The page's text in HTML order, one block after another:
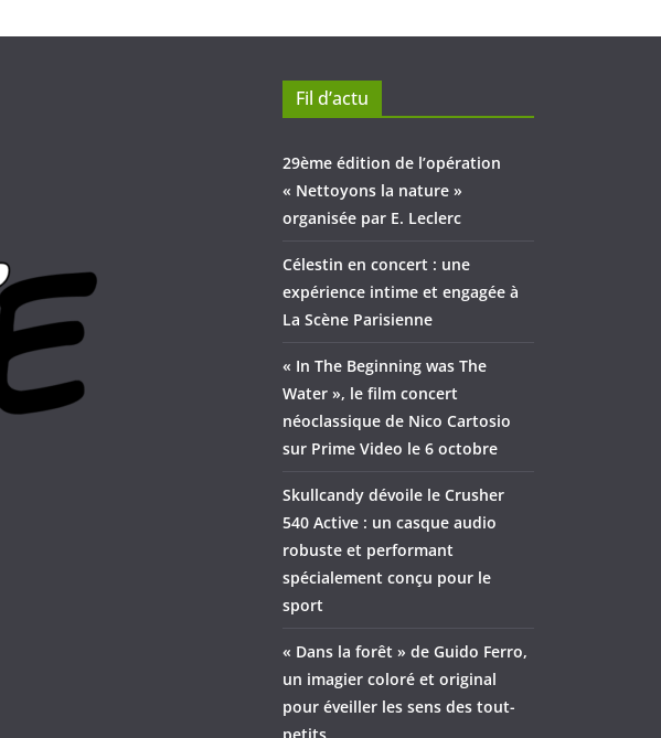
Fil d’actu
29ème édition de l’opération
« Nettoyons la nature »
organisée par E. Leclerc
Célestin en concert : une
expérience intime et engagée à
La Scène Parisienne
« In The Beginning was The
Water », le film concert
néoclassique de Nico Cartosio
sur Prime Video le 6 octobre
Skullcandy dévoile le Crusher
540 Active : un casque audio
robuste et performant
spécialement conçu pour le
sport
« Dans la forêt » de Guido Ferro,
un imagier coloré et original
pour éveiller les sens des tout-